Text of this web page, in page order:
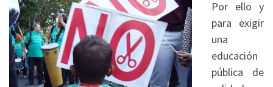
Por ello y
para exigir
una
educación
pública de